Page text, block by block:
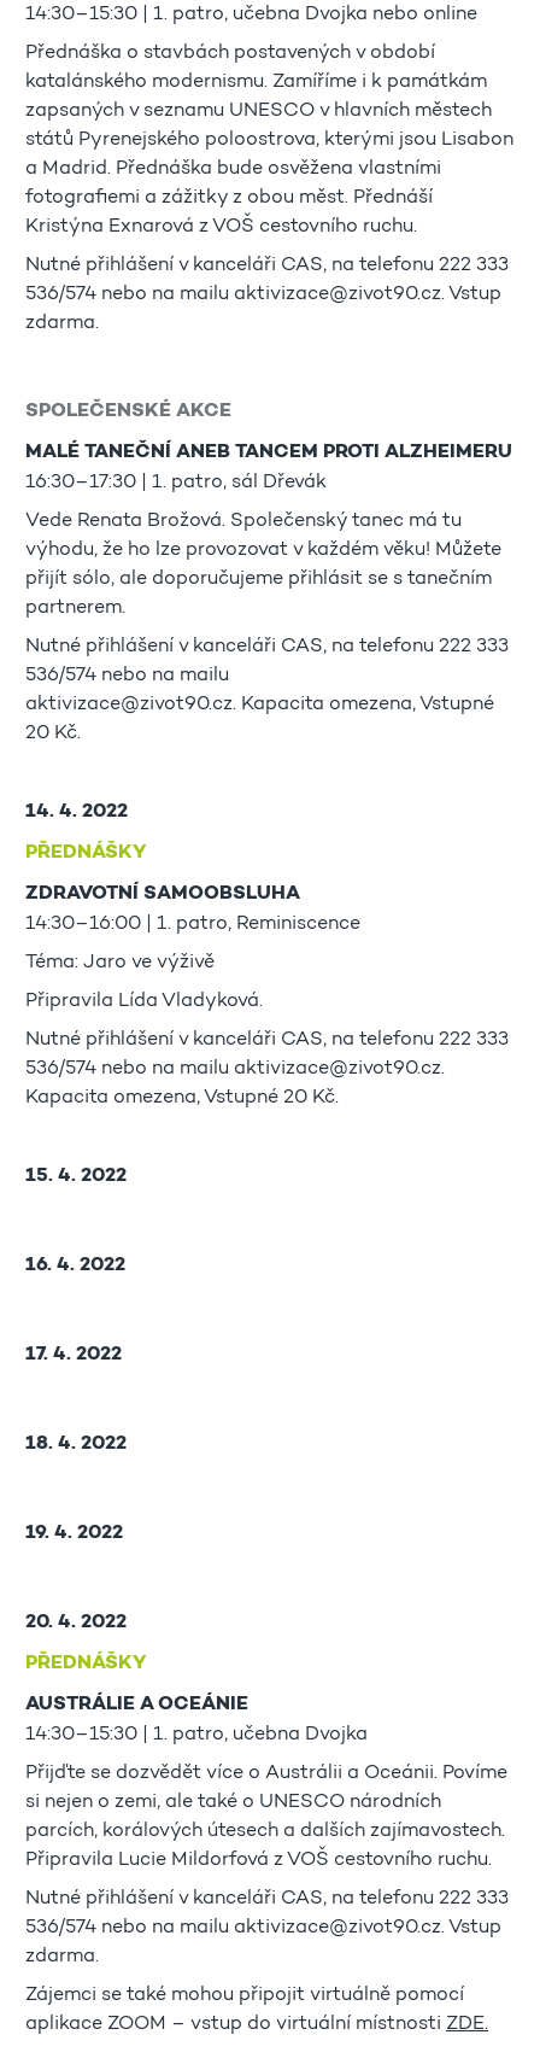
14:30–15:30 | 1. patro, učebna Dvojka nebo online
Přednáška o stavbách postavených v období
katalánského modernismu. Zamíříme i k památkám
zapsaných v seznamu UNESCO v hlavních městech
států Pyrenejského poloostrova, kterými jsou Lisabon
a Madrid. Přednáška bude osvěžena vlastními
fotografiemi a zážitky z obou měst. Přednáší
Kristýna Exnarová z VOŠ cestovního ruchu.
Nutné přihlášení v kanceláři CAS, na telefonu 222 333
536/574 nebo na mailu aktivizace@zivot90.cz. Vstup
zdarma.
SPOLEČENSKÉ AKCE
MALÉ TANEČNÍ ANEB TANCEM PROTI ALZHEIMERU
16:30–17:30 | 1. patro, sál Dřevák
Vede Renata Brožová. Společenský tanec má tu
výhodu, že ho lze provozovat v každém věku! Můžete
přijít sólo, ale doporučujeme přihlásit se s tanečním
partnerem.
Nutné přihlášení v kanceláři CAS, na telefonu 222 333
536/574 nebo na mailu
aktivizace@zivot90.cz. Kapacita omezena, Vstupné
20 Kč.
14. 4. 2022
PŘEDNÁŠKY
ZDRAVOTNÍ SAMOOBSLUHA
14:30–16:00 | 1. patro, Reminiscence
Téma: Jaro ve výživě
Připravila Lída Vladyková.
Nutné přihlášení v kanceláři CAS, na telefonu 222 333
536/574 nebo na mailu aktivizace@zivot90.cz.
Kapacita omezena, Vstupné 20 Kč.
15. 4. 2022
16. 4. 2022
17. 4. 2022
18. 4. 2022
19. 4. 2022
20. 4. 2022
PŘEDNÁŠKY
AUSTRÁLIE A OCEÁNIE
14:30–15:30 | 1. patro, učebna Dvojka
Přijďte se dozvědět více o Austrálii a Oceánii. Povíme
si nejen o zemi, ale také o UNESCO národních
parcích, korálových útesech a dalších zajímavostech.
Připravila Lucie Mildorfová z VOŠ cestovního ruchu.
Nutné přihlášení v kanceláři CAS, na telefonu 222 333
536/574 nebo na mailu aktivizace@zivot90.cz. Vstup
zdarma.
Zájemci se také mohou připojit virtuálně pomocí
aplikace ZOOM – vstup do virtuální místnosti ZDE.